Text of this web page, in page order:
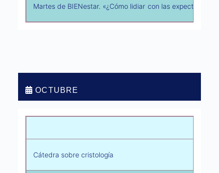
Martes de BIENestar. «¿Cómo lidiar con las
OCTUBRE
Cátedra sobre cristología